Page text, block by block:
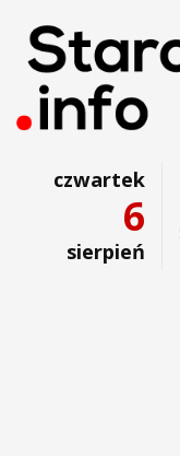
czwartek
6
sierpień